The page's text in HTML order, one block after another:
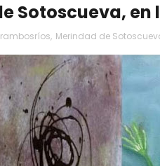
Sotoscueva,
, Merindad de